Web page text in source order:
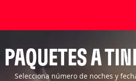
PAQUETES A
Selecciona número de noches y